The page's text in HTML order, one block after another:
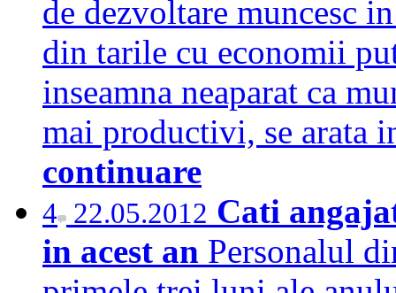
de dezvoltare muncesc
din tarile cu economii
inseamna neaparat ca
mai productivi, se arata
continuare
4 22.05.2012 Cati
in acest an Personalul